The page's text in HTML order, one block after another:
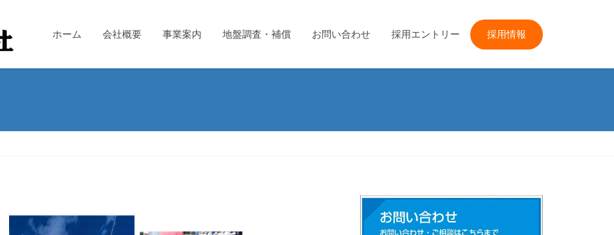
ホーム 会社概要 事業案内 地盤調査・補償 お問い合わせ 採用エントリー 採用情報